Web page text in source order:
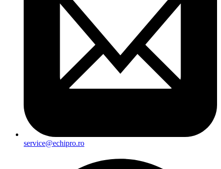
service@echipro.ro